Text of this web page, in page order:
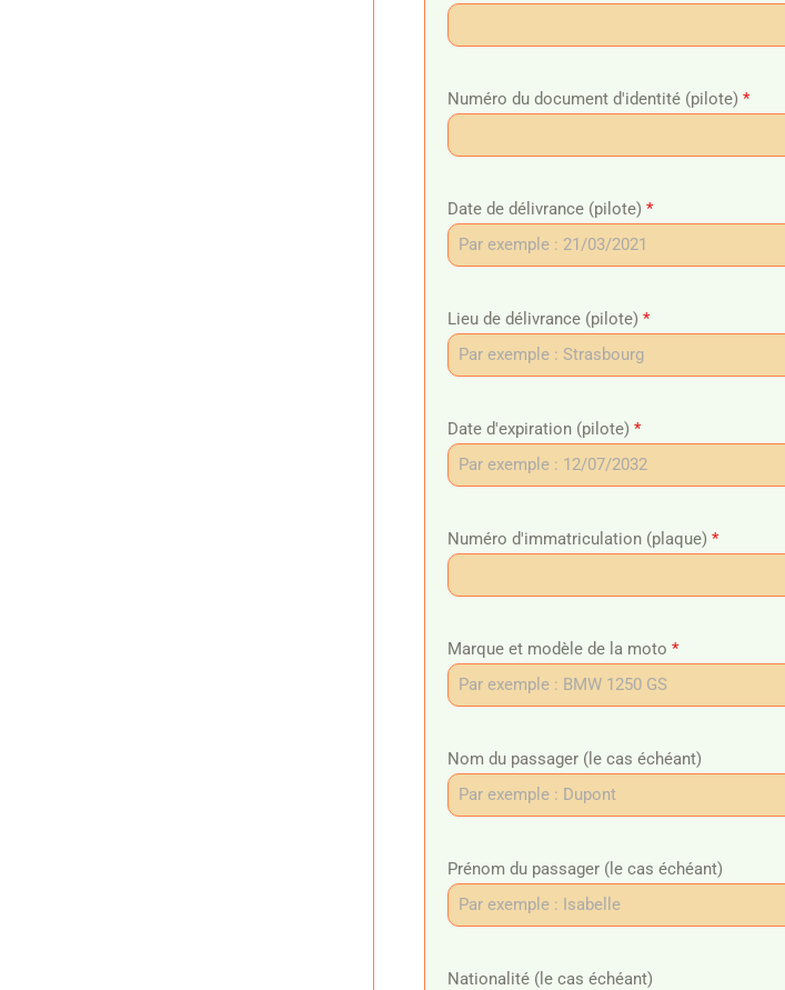
Numéro du document d'identité (pilote) *
Date de délivrance (pilote) *
Lieu de délivrance (pilote) *
Date d'expiration (pilote) *
Numéro d'immatriculation (plaque) *
Marque et modèle de la moto *
Nom du passager (le cas échéant)
Prénom du passager (le cas échéant)
Nationalité (le cas échéant)